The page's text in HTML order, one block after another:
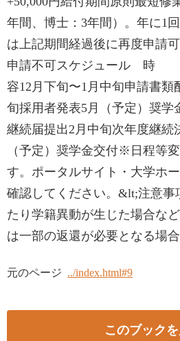
年間、博士：3年間）。年に1
は上記期間経過後に再度申請
申請不可スケジュール
容12月下旬〜1月中旬申請書類
旬採用者発表5月（予定）奨学
継続届提出2月中旬次年度継続
（予定）奨学金交付※日程等
す。ポータルサイト・大学ホ
確認してください。&lt;注意事
たり学籍異動が生じた場合な
は一部の返還が必要となる場合
元のページ ../index.html#9
このブック